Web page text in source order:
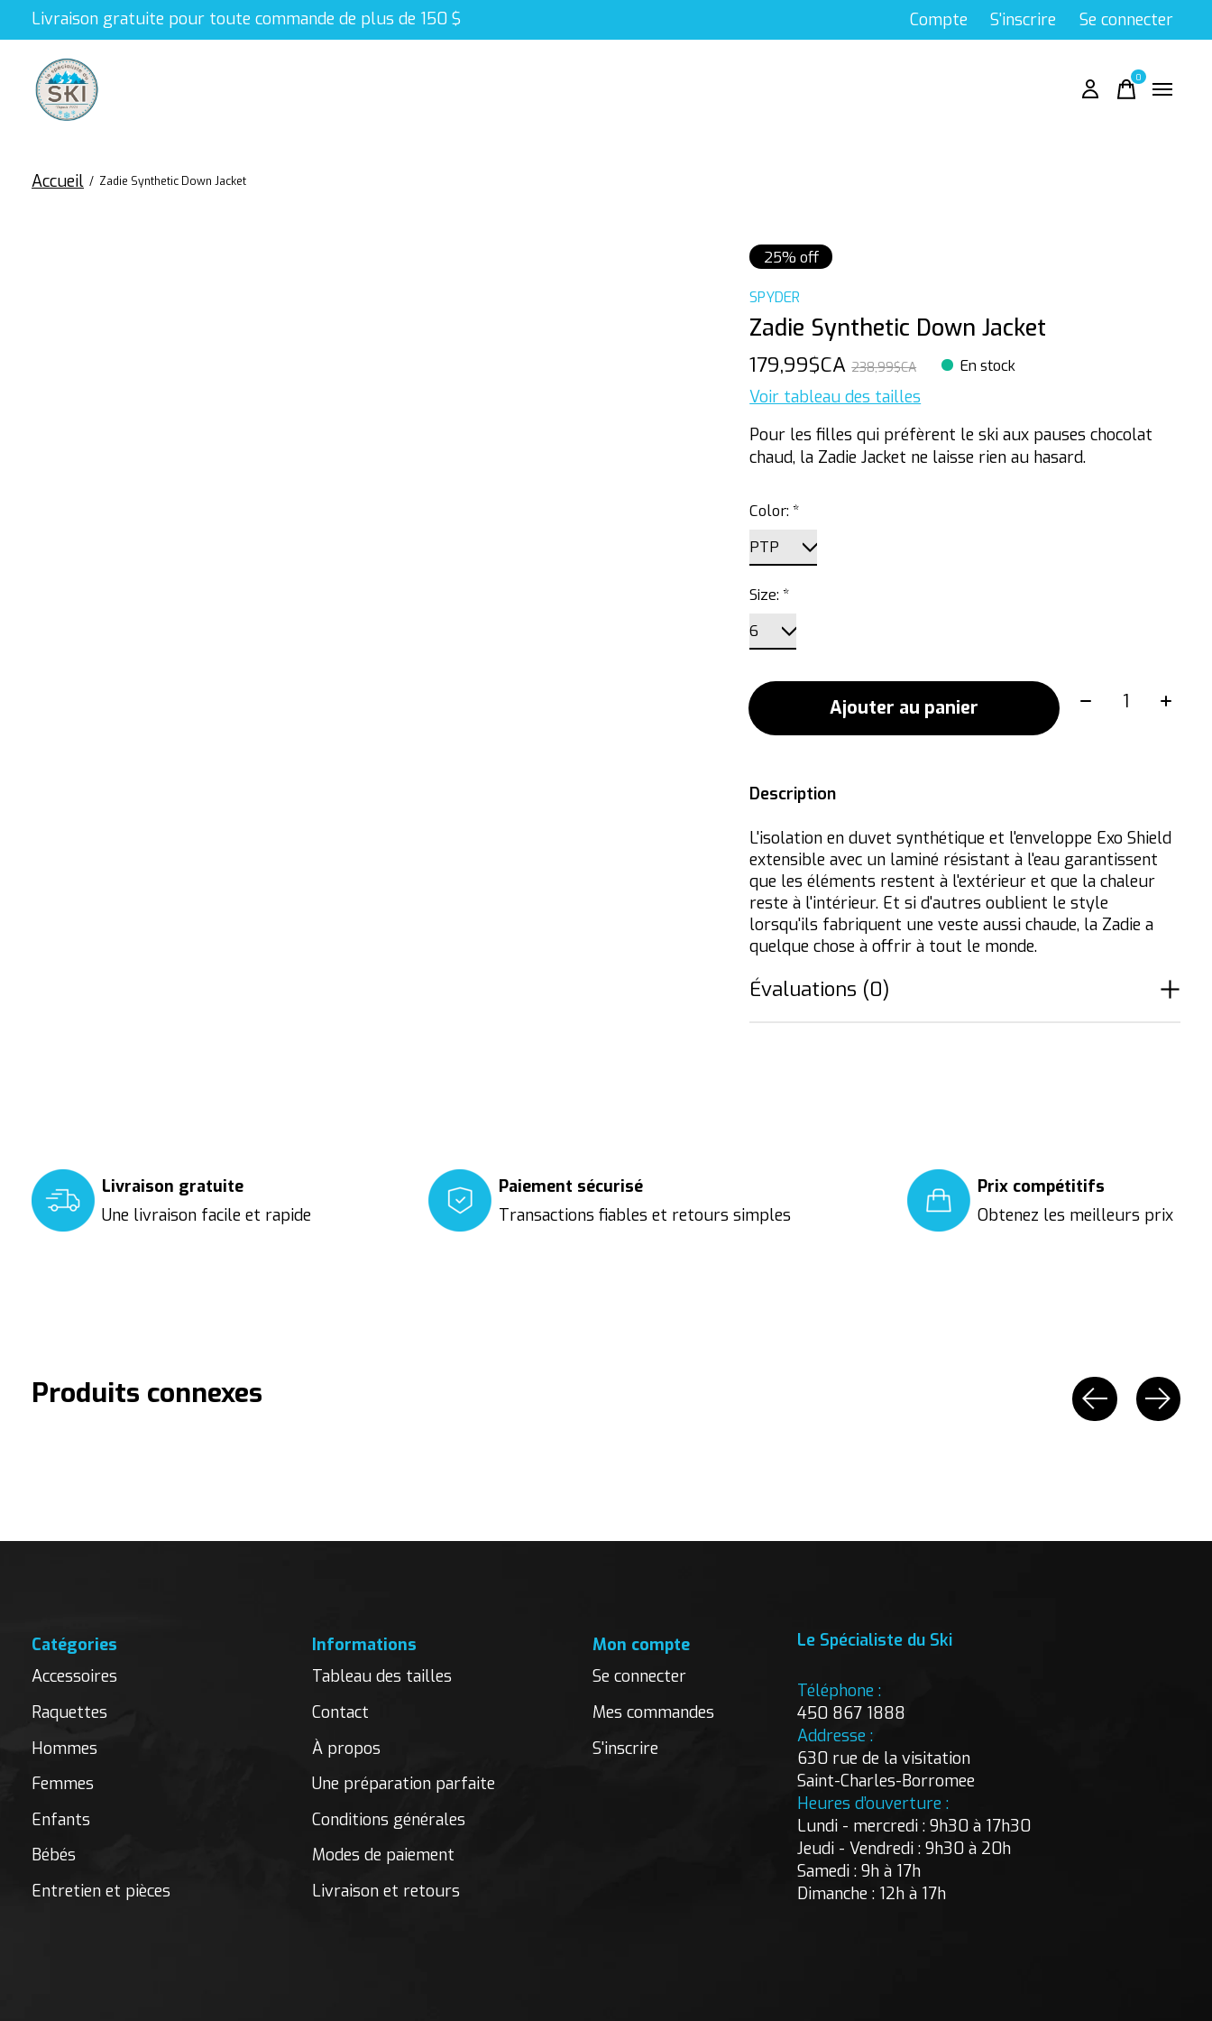
Livraison gratuite pour toute commande de plus de 150 $ Compte S'inscrire Se connecter
0items
Accueil / Zadie Synthetic Down Jacket
25% off
SPYDER
Zadie Synthetic Down Jacket
179,99$CA238,99$CA En stock
Voir tableau des tailles
Pour les filles qui préfèrent le ski aux pauses chocolat
chaud, la Zadie Jacket ne laisse rien au hasard.
Color: *
Size: *
Ajouter au panier
Quantité:
Description
L'isolation en duvet synthétique et l'enveloppe Exo Shield
extensible avec un laminé résistant à l'eau garantissent
que les éléments restent à l'extérieur et que la chaleur
reste à l'intérieur. Et si d'autres oublient le style
lorsqu'ils fabriquent une veste aussi chaude, la Zadie a
quelque chose à offrir à tout le monde.
Évaluations (0)
Livraison gratuite
Une livraison facile et rapide
Paiement sécurisé
Transactions fiables et retours simples
Prix compétitifs
Obtenez les meilleurs prix
Produits connexes
Catégories
Accessoires
Raquettes
Hommes
Femmes
Enfants
Bébés
Entretien et pièces
Informations
Tableau des tailles
Contact
À propos
Une préparation parfaite
Conditions générales
Modes de paiement
Livraison et retours
Mon compte
Se connecter
Mes commandes
S'inscrire
Le Spécialiste du Ski
Téléphone :
450 867 1888
Addresse :
630 rue de la visitation
Saint-Charles-Borromee
Heures d’ouverture :
Lundi - mercredi : 9h30 à 17h30
Jeudi - Vendredi : 9h30 à 20h
Samedi : 9h à 17h
Dimanche : 12h à 17h